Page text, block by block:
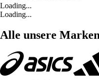
Loading...
Loading...
Alle unsere Marken